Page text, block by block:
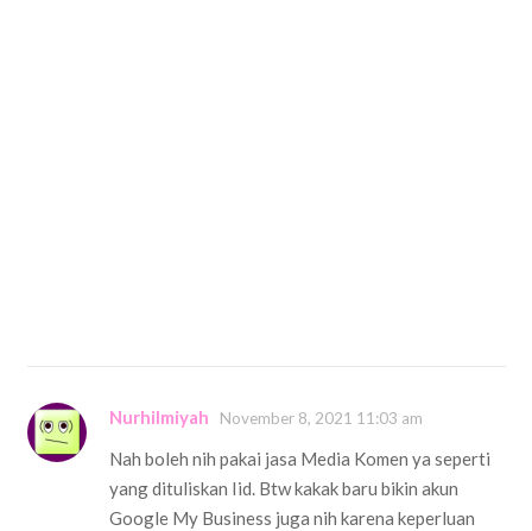
Nurhilmiyah November 8, 2021 11:03 am
Nah boleh nih pakai jasa Media Komen ya seperti
yang dituliskan Iid. Btw kakak baru bikin akun
Google My Business juga nih karena keperluan